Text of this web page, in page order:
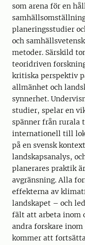
som arena för en
planeringsstudier
och
metoder. Särskild
teoridriven
kritiska perspektiv
allmänhet och
synnerhet.
studier, spelar en
spänner från rurala
internationell till
på en svensk
landskapsanalys,
planerares praktik
avgränsning. Alla
effekterna av
landskapet – och
fält att arbeta inom
andra forskare inom
kommer att